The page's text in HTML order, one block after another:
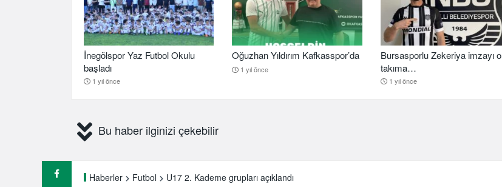
İnegölspor Yaz Futbol Okulu
başladı
1 yıl önce
Oğuzhan Yıldırım Kafkasspor’da
1 yıl önce
Bursasporlu Zekeriya imzayı o
takıma…
1 yıl önce
Bu haber ilginizi çekebilir
Haberler Futbol U17 2. Kademe grupları açıklandı